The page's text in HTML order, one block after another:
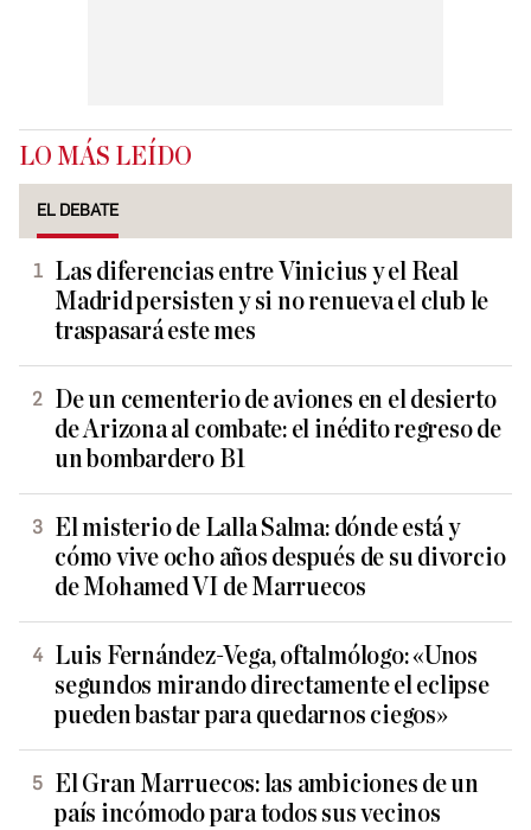
LO MÁS LEÍDO
EL DEBATE
Las diferencias entre Vinicius y el Real
Madrid persisten y si no renueva el club le
traspasará este mes
De un cementerio de aviones en el desierto
de Arizona al combate: el inédito regreso de
un bombardero B1
El misterio de Lalla Salma: dónde está y
cómo vive ocho años después de su divorcio
de Mohamed VI de Marruecos
Luis Fernández-Vega, oftalmólogo: «Unos
segundos mirando directamente el eclipse
pueden bastar para quedarnos ciegos»
El Gran Marruecos: las ambiciones de un
país incómodo para todos sus vecinos